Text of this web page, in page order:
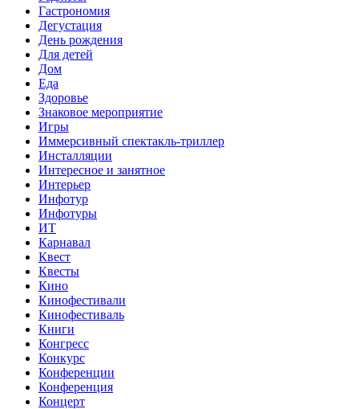
Гастрономия
Дегустация
День рождения
Для детей
Дом
Еда
Здоровье
Знаковое мероприятие
Игры
Иммерсивный спектакль-триллер
Инсталляции
Интересное и занятное
Интерьер
Инфотур
Инфотуры
ИТ
Карнавал
Квест
Квесты
Кино
Кинофестивали
Кинофестиваль
Книги
Конгресс
Конкурс
Конференции
Конференция
Концерт